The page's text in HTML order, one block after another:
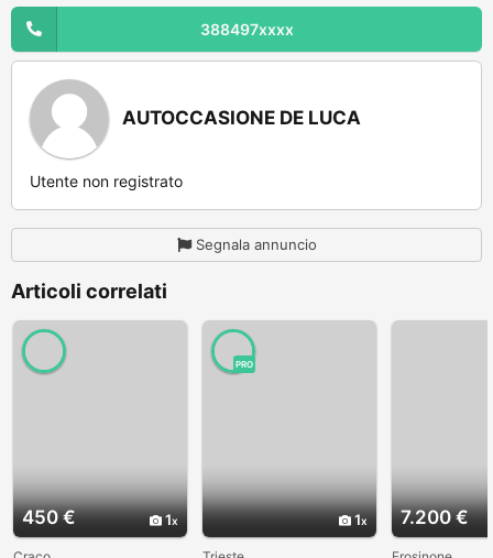
388497xxxx
AUTOCCASIONE DE LUCA
Utente non registrato
Segnala annuncio
Articoli correlati
450 € 1 1
PRO
7.200 €